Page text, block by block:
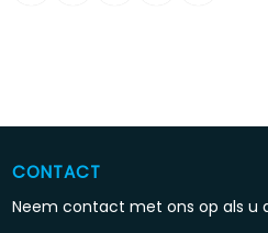
CONTACT
Neem contact met ons op als u